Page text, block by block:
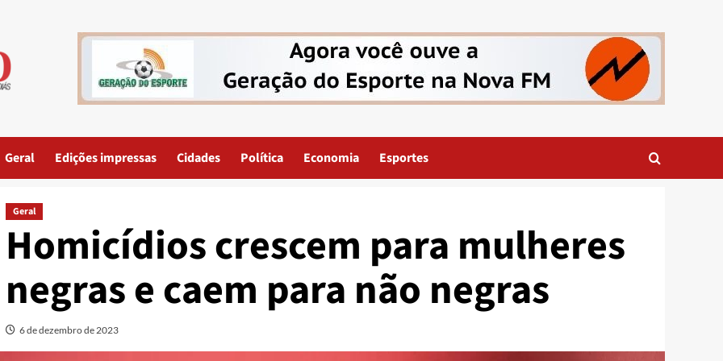
Geral Edições impressas Cidades Política Economia Esportes
Geral
Homicídios crescem para mulheres
negras e caem para não negras
6 de dezembro de 2023